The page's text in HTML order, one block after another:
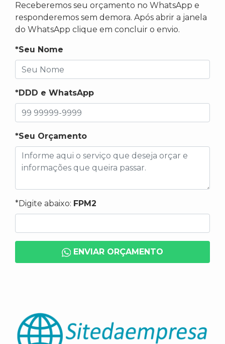
Receberemos seu orçamento no WhatsApp e
responderemos sem demora. Após abrir a janela
do WhatsApp clique em concluir o envio.
*Seu Nome
*DDD e WhatsApp
*Seu Orçamento
*Digite abaixo: FPM2
ENVIAR ORÇAMENTO